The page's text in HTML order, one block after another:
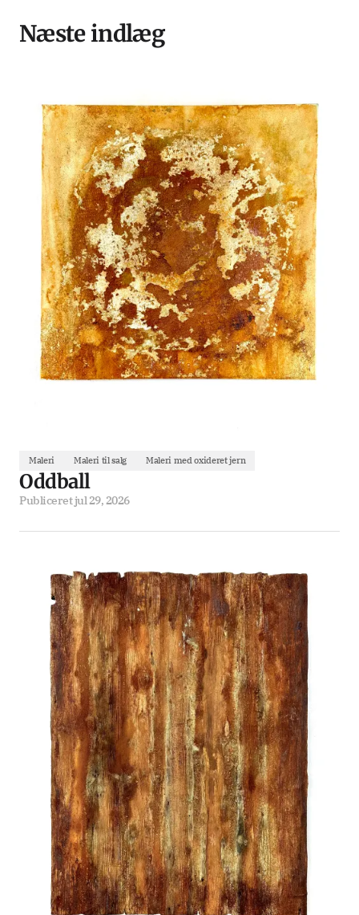
Næste indlæg
Maleri Maleri til salg Maleri med oxideret jern
Oddball
Publiceretjul 29, 2026